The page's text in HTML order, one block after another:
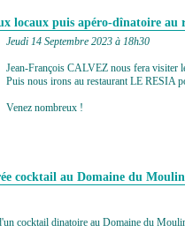
locaux puis apéro-dînatoire
Jeudi 14 Septembre 2023 à 18h30
Jean-François CALVEZ nous fera visiter
Puis nous irons au restaurant LE RESIA
Venez nombreux !
cocktail au Domaine du
cocktail dinatoire au Domaine du